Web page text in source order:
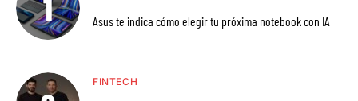
Asus te indica cómo elegir tu próxima notebook con IA
FINTECH